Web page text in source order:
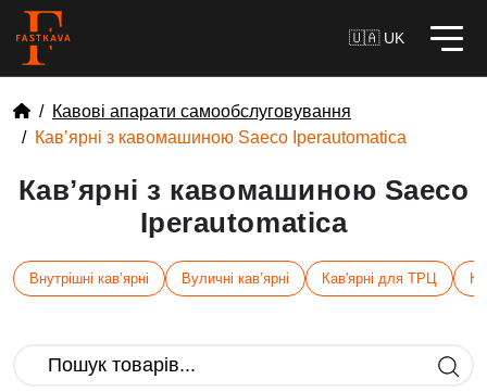
🇺🇦 UK
Кавові апарати самообслуговування
Кавʼярні з кавомашиною Saeco Iperautomatica
Кавʼярні з кавомашиною Saeco
Iperautomatica
Внутрішні кавʼярні Вуличні кавʼярні Кав'ярні для ТРЦ